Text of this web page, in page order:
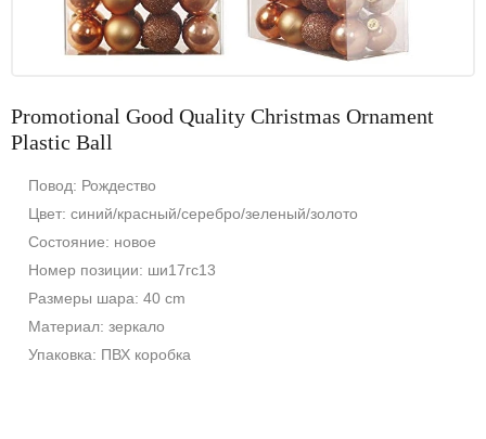
Promotional Good Quality Christmas Ornament
Plastic Ball
Повод: Рождество
Цвет: синий/красный/серебро/зеленый/золото
Состояние: новое
Номер позиции: ши17гс13
Размеры шара: 40 cm
Материал: зеркало
Упаковка: ПВХ коробка